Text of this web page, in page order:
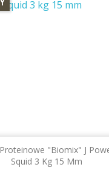
"Biomix" J
Squid 3 Kg 15 Mm